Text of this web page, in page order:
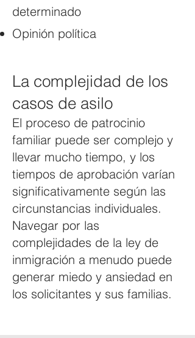
determinado
Opinión política
La complejidad de los
casos de asilo
El proceso de patrocinio
familiar puede ser complejo y
llevar mucho tiempo, y los
tiempos de aprobación varían
significativamente según las
circunstancias individuales.
Navegar por las
complejidades de la ley de
inmigración a menudo puede
generar miedo y ansiedad en
los solicitantes y sus familias.